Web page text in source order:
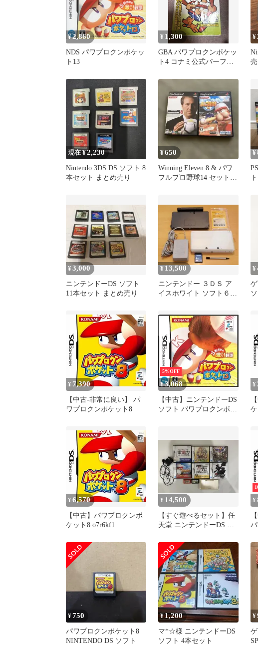
¥2,860
NDS パワプロクンポケッ
ト13
¥ 1,300
GBA パワプロクンポケッ
ト4 コナミ公式パーフェ
¥
現在 ¥2,230
Nintendo 3DS DS ソフト 8
本セット まとめ売り
¥650
Winning Eleven 8 & パワ
フルプロ野球14 セット
¥
ト
¥3,000
ニンテンドーDS ソフト
11本セット まとめ売り
¥ 13,500
ニンテンドー ３ＤＳ ア
イスホワイト ソフト６本
¥
¥ 7,390
【中古-非常に良い】 パ
ワプロクンポケット8
5%OFF
¥3,068
【中古】ニンテンドーDS
ソフト パワプロクンポケ
¥
¥ 6,570
【中古】パワプロクンポ
ケット8 o7r6kf1
¥ 14,500
【すぐ遊べるセット】任
天堂 ニンテンドーDS 本
¥
¥750
パワプロクンポケット8
NINTENDO DS ソフト
¥1,200
マ*☆様 ニンテンドーDS
ソフト 4本セット
¥